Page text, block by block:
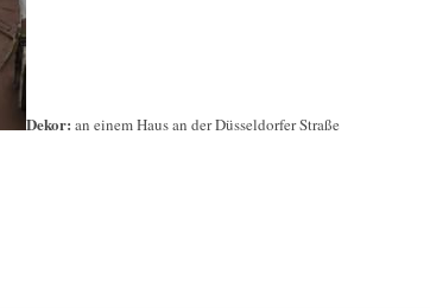
Dekor: an einem Haus an der Düsseldorfer Straße